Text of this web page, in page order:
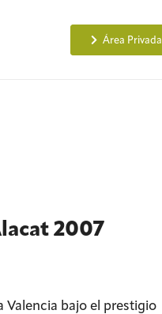
Área Privada
2007
Valencia bajo el prestigio